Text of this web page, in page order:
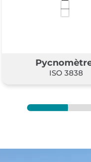
moussage
ASTM D892 IP 146